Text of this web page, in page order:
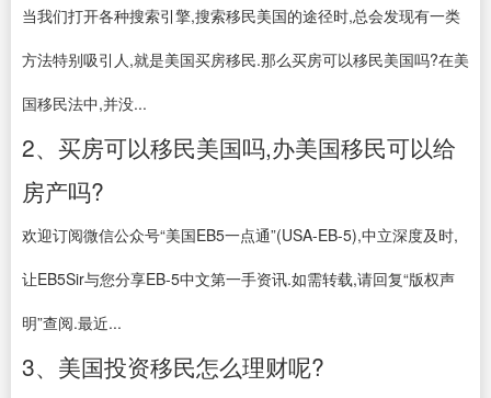
当我们打开各种搜索引擎,搜索移民美国的途径时,总会发现有一类
方法特别吸引人,就是美国买房移民.那么买房可以移民美国吗?在美
国移民法中,并没...
2、买房可以移民美国吗,办美国移民可以给
房产吗?
欢迎订阅微信公众号“美国EB5一点通”(USA-EB-5),中立深度及时,
让EB5Sir与您分享EB-5中文第一手资讯.如需转载,请回复“版权声
明”查阅.最近...
3、美国投资移民怎么理财呢?